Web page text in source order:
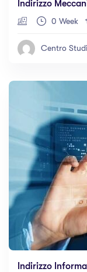
Indirizzo
0 Week
Centro Studi
Indirizzo